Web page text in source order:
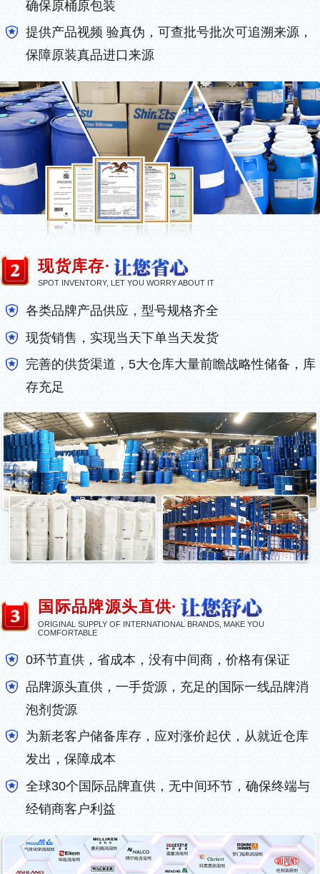
确保原桶原包装
提供产品视频 验真伪，可查批号批次可追溯来源，
保障原装真品进口来源
现货库存·
SPOT INVENTORY, LET YOU WORRY ABOUT IT
各类品牌产品供应，型号规格齐全
现货销售，实现当天下单当天发货
完善的供货渠道，5大仓库大量前瞻战略性储备，库
存充足
国际品牌源头直供·
ORIGINAL SUPPLY OF INTERNATIONAL BRANDS, MAKE YOU
COMFORTABLE
0环节直供，省成本，没有中间商，价格有保证
品牌源头直供，一手货源，充足的国际一线品牌消
泡剂货源
为新老客户储备库存，应对涨价起伏，从就近仓库
发出，保障成本
全球30个国际品牌直供，无中间环节，确保终端与
经销商客户利益